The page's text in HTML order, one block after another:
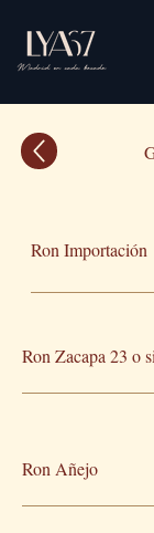
Ron Importación
Ron Zacapa 23 o
Ron Añejo